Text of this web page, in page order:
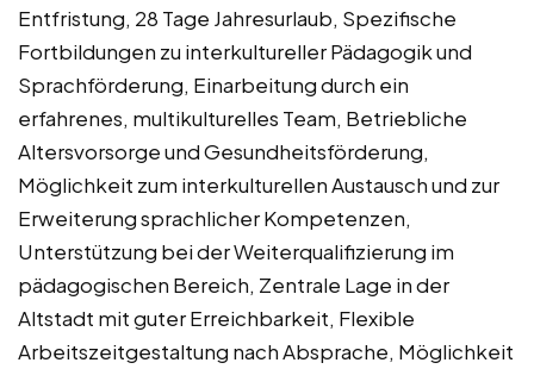
Entfristung, 28 Tage Jahresurlaub, Spezifische
Fortbildungen zu interkultureller Pädagogik und
Sprachförderung, Einarbeitung durch ein
erfahrenes, multikulturelles Team, Betriebliche
Altersvorsorge und Gesundheitsförderung,
Möglichkeit zum interkulturellen Austausch und zur
Erweiterung sprachlicher Kompetenzen,
Unterstützung bei der Weiterqualifizierung im
pädagogischen Bereich, Zentrale Lage in der
Altstadt mit guter Erreichbarkeit, Flexible
Arbeitszeitgestaltung nach Absprache, Möglichkeit